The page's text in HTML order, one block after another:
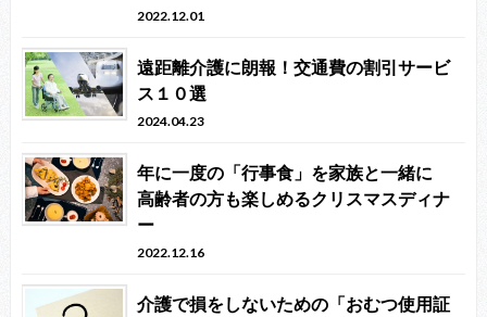
2022.12.01
遠距離介護に朗報！交通費の割引サービ
ス１０選
2024.04.23
年に一度の「行事食」を家族と一緒に
高齢者の方も楽しめるクリスマスディナ
ー
2022.12.16
介護で損をしないための「おむつ使用証